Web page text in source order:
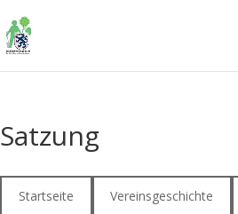
Satzung
Startseite Vereinsgeschichte